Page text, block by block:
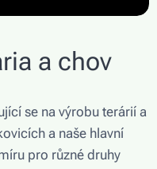
a chov
se na výrobu terárií a
a naše hlavní
pro různé druhy